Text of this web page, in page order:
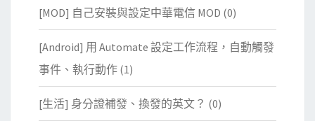
[MOD] 自己安裝與設定中華電信 MOD (0)
[Android] 用 Automate 設定工作流程，自動觸發
事件、執行動作 (1)
[生活] 身分證補發、換發的英文？ (0)